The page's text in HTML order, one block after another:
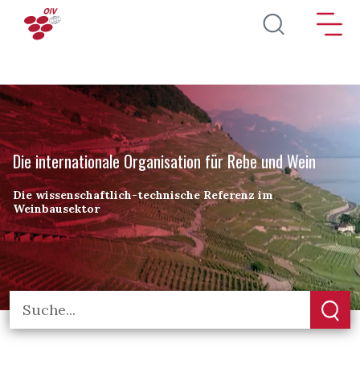
Direkt zum Inhalt
Die internationale Organisation für Rebe und Wein
Die wissenschaftlich-technische Referenz im
Weinbausektor